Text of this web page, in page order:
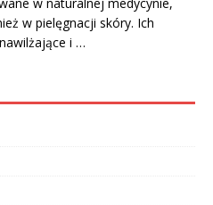
w pielęgnacji skóry. Ich
i …